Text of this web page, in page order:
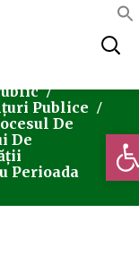
Publice
De
De
Perioada